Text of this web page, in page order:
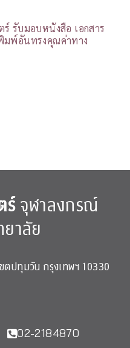
รับมอบหนังสือ เอกสาร
มพ์อันทรงคุณค่าทาง
ร์จุฬาลงกรณ์
าลัย
ตปทุมวัน กรุงเทพฯ 10330
02-2184870